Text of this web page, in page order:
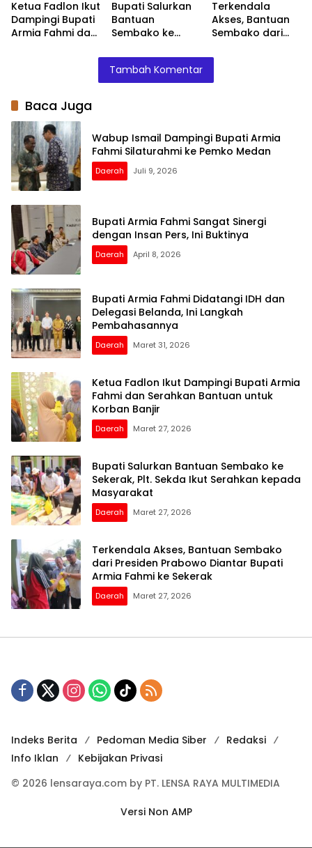
Ketua Fadlon Ikut
Dampingi Bupati
Armia Fahmi dan
Bupati Salurkan
Bantuan
Sembako ke
Sekda Ikut
Serahkan
kepada
Terkendala
Akses, Bantuan
Sembako dari
Prabowo Diantar
Fahmi ke Sekerak
Tambah Komentar
Baca Juga
Wabup Ismail Dampingi Bupati Armia
Fahmi Silaturahmi ke Pemko Medan
Daerah Juli 9, 2026
Bupati Armia Fahmi Sangat Sinergi
dengan Insan Pers, Ini Buktinya
Daerah April 8, 2026
Bupati Armia Fahmi Didatangi IDH dan
Delegasi Belanda, Ini Langkah
Pembahasannya
Daerah Maret 31, 2026
Ketua Fadlon Ikut Dampingi Bupati Armia
Fahmi dan Serahkan Bantuan untuk
Korban Banjir
Daerah Maret 27, 2026
Bupati Salurkan Bantuan Sembako ke
Sekerak, Plt. Sekda Ikut Serahkan kepada
Masyarakat
Daerah Maret 27, 2026
Terkendala Akses, Bantuan Sembako
dari Presiden Prabowo Diantar Bupati
Armia Fahmi ke Sekerak
Daerah Maret 27, 2026
Indeks Berita Pedoman Media Siber
Redaksi
Info Iklan
Kebijakan Privasi
© 2026 lensaraya.com by PT. LENSA RAYA MULTIMEDIA
Versi Non AMP